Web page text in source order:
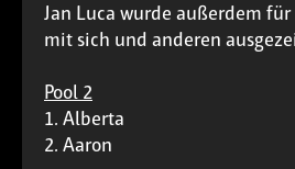
Jan Luca wurde außerdem
mit sich und anderen
Pool 2
1. Alberta
2. Aaron